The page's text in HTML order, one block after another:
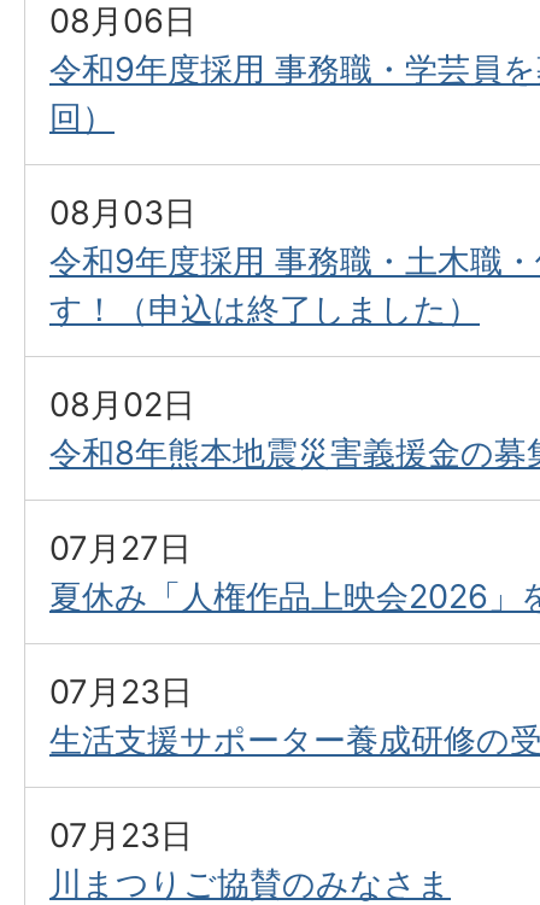
08月06日
令和9年度採用 事務職・学芸員
回）
08月03日
令和9年度採用 事務職・土木職
す！（申込は終了しました）
08月02日
令和8年熊本地震災害義援金の
07月27日
夏休み「人権作品上映会2026」
07月23日
生活支援サポーター養成研修の
07月23日
川まつりご協賛のみなさま